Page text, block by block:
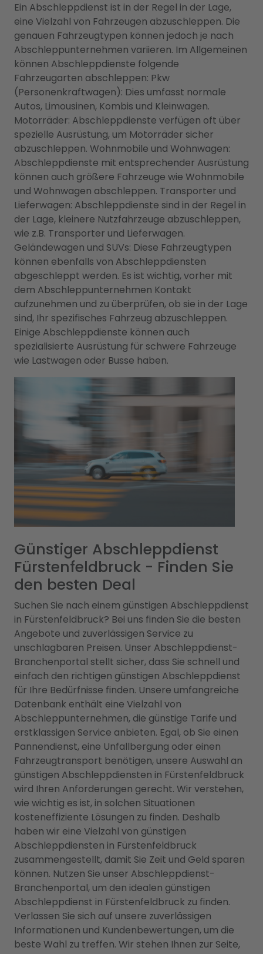
Ein Abschleppdienst ist in der Regel in der Lage,
eine Vielzahl von Fahrzeugen abzuschleppen. Die
genauen Fahrzeugtypen können jedoch je nach
Abschleppunternehmen variieren. Im Allgemeinen
können Abschleppdienste folgende
Fahrzeugarten abschleppen: Pkw
(Personenkraftwagen): Dies umfasst normale
Autos, Limousinen, Kombis und Kleinwagen.
Motorräder: Abschleppdienste verfügen oft über
spezielle Ausrüstung, um Motorräder sicher
abzuschleppen. Wohnmobile und Wohnwagen:
Abschleppdienste mit entsprechender Ausrüstung
können auch größere Fahrzeuge wie Wohnmobile
und Wohnwagen abschleppen. Transporter und
Lieferwagen: Abschleppdienste sind in der Regel in
der Lage, kleinere Nutzfahrzeuge abzuschleppen,
wie z.B. Transporter und Lieferwagen.
Geländewagen und SUVs: Diese Fahrzeugtypen
können ebenfalls von Abschleppdiensten
abgeschleppt werden. Es ist wichtig, vorher mit
dem Abschleppunternehmen Kontakt
aufzunehmen und zu überprüfen, ob sie in der Lage
sind, Ihr spezifisches Fahrzeug abzuschleppen.
Einige Abschleppdienste können auch
spezialisierte Ausrüstung für schwere Fahrzeuge
wie Lastwagen oder Busse haben.
Günstiger Abschleppdienst
Fürstenfeldbruck - Finden Sie
den besten Deal
Suchen Sie nach einem günstigen Abschleppdienst
in Fürstenfeldbruck? Bei uns finden Sie die besten
Angebote und zuverlässigen Service zu
unschlagbaren Preisen. Unser Abschleppdienst-
Branchenportal stellt sicher, dass Sie schnell und
einfach den richtigen günstigen Abschleppdienst
für Ihre Bedürfnisse finden. Unsere umfangreiche
Datenbank enthält eine Vielzahl von
Abschleppunternehmen, die günstige Tarife und
erstklassigen Service anbieten. Egal, ob Sie einen
Pannendienst, eine Unfallbergung oder einen
Fahrzeugtransport benötigen, unsere Auswahl an
günstigen Abschleppdiensten in Fürstenfeldbruck
wird Ihren Anforderungen gerecht. Wir verstehen,
wie wichtig es ist, in solchen Situationen
kosteneffiziente Lösungen zu finden. Deshalb
haben wir eine Vielzahl von günstigen
Abschleppdiensten in Fürstenfeldbruck
zusammengestellt, damit Sie Zeit und Geld sparen
können. Nutzen Sie unser Abschleppdienst-
Branchenportal, um den idealen günstigen
Abschleppdienst in Fürstenfeldbruck zu finden.
Verlassen Sie sich auf unsere zuverlässigen
Informationen und Kundenbewertungen, um die
beste Wahl zu treffen. Wir stehen Ihnen zur Seite,